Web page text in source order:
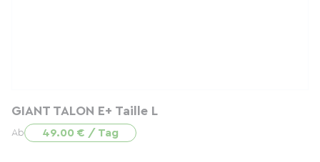
GIANT TALON E+ Taille L
Ab 49.00 € / Tag